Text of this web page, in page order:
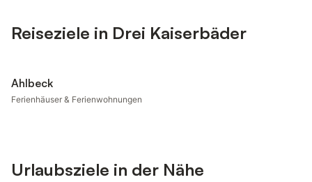
Reiseziele in Drei Kaiserbäder
Ahlbeck
Ferienhäuser & Ferienwohnungen
Urlaubsziele in der Nähe